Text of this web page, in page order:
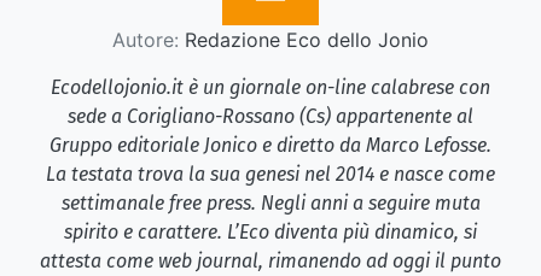
Autore: Redazione Eco dello Jonio
Ecodellojonio.it è un giornale on-line calabrese con
sede a Corigliano-Rossano (Cs) appartenente al
Gruppo editoriale Jonico e diretto da Marco Lefosse.
La testata trova la sua genesi nel 2014 e nasce come
settimanale free press. Negli anni a seguire muta
spirito e carattere. L’Eco diventa più dinamico, si
attesta come web journal, rimanendo ad oggi il punto